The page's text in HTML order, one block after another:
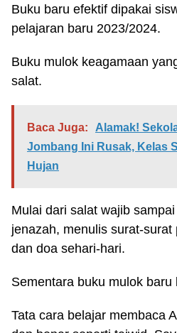
Buku baru efektif dipakai
pelajaran baru 2023/2024.
Buku mulok keagamaan
salat.
Baca Juga:
Alamak!
Jombang Ini Rusak, Kelas
Hujan
Mulai dari salat wajib
jenazah, menulis surat-surat
dan doa sehari-hari.
Sementara buku mulok baru
Tata cara belajar membaca